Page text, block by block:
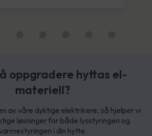
oppgradere hyttas el-
materiell?
av våre dyktige elektrikere, så hjelper vi
løsninger for både lysstyringen og
i din hytte.